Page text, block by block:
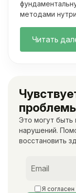
методами
Читать
Это могут быть
нарушений.
восстановить
Я согласен